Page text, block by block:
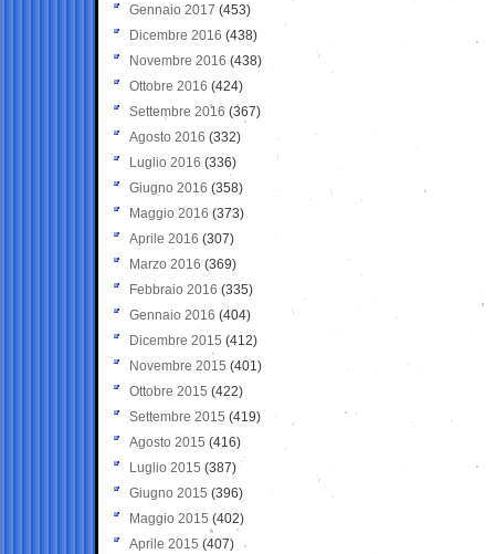
Gennaio 2017 (453)
Dicembre 2016 (438)
Novembre 2016 (438)
Ottobre 2016 (424)
Settembre 2016 (367)
Agosto 2016 (332)
Luglio 2016 (336)
Giugno 2016 (358)
Maggio 2016 (373)
Aprile 2016 (307)
Marzo 2016 (369)
Febbraio 2016 (335)
Gennaio 2016 (404)
Dicembre 2015 (412)
Novembre 2015 (401)
Ottobre 2015 (422)
Settembre 2015 (419)
Agosto 2015 (416)
Luglio 2015 (387)
Giugno 2015 (396)
Maggio 2015 (402)
Aprile 2015 (407)